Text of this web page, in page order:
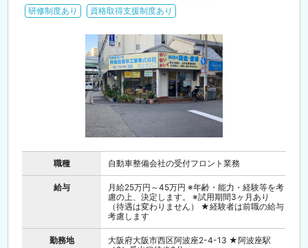
研修制度あり
資格取得支援制度あり
職種 自動車整備会社の受付フロント業務
給与
月給25万円～45万円 ※年齢・能力・経験等を考
慮の上、決定します。 ※試用期間3ヶ月あり
（待遇は変わりません） ★経験者は前職の給与
考慮します
勤務地
大阪府大阪市西区阿波座2-4-13 ★阿波座駅